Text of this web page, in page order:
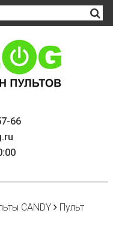
66
CANDY
Пульт